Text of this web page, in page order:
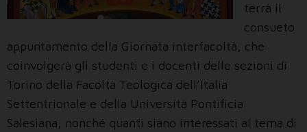
terrà il
consueto
appuntamento della Giornata interfacoltà, che
coinvolgerà gli studenti e i docenti delle sezioni di
Torino della Facoltà Teologica dell’Italia
Settentrionale e della Università Pontificia
Salesiana, nonché quanti siano interessati al tema di